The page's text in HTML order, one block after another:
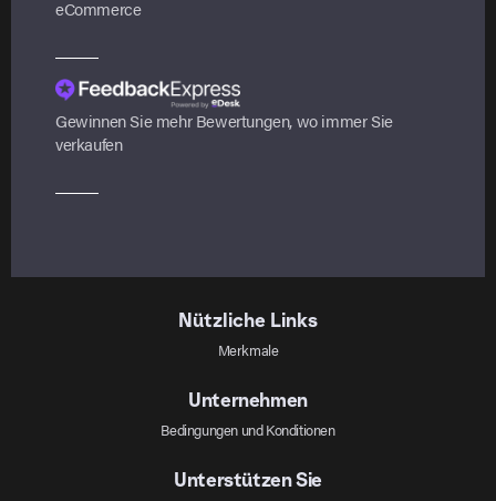
eCommerce
Gewinnen Sie mehr Bewertungen, wo immer Sie
verkaufen
Nützliche Links
Merkmale
Unternehmen
Bedingungen und Konditionen
Unterstützen Sie